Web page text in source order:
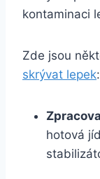
kontaminaci
Zde jsou
skrývat lepek:
hotová